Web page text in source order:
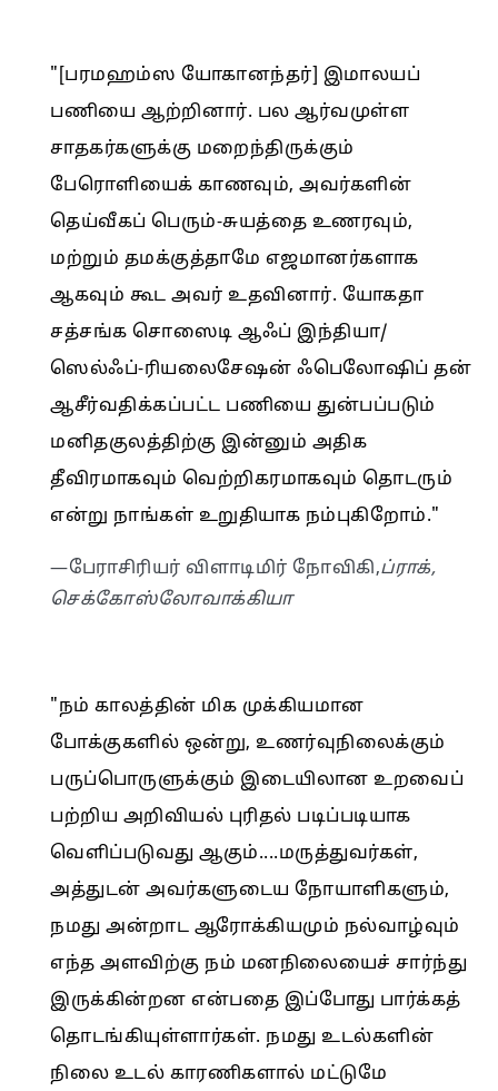
"[பரமஹம்ஸ யோகானந்தர்] இமாலயப்
பணியை ஆற்றினார். பல ஆர்வமுள்ள
சாதகர்களுக்கு மறைந்திருக்கும்
பேரொளியைக் காணவும், அவர்களின்
தெய்வீகப் பெரும்-சுயத்தை உணரவும்,
மற்றும் தமக்குத்தாமே எஜமானர்களாக
ஆகவும் கூட அவர் உதவினார். யோகதா
சத்சங்க சொஸைடி ஆஃப் இந்தியா/
ஸெல்ஃப்-ரியலைசேஷன் ஃபெலோஷிப் தன்
ஆசீர்வதிக்கப்பட்ட பணியை துன்பப்படும்
மனிதகுலத்திற்கு இன்னும் அதிக
தீவிரமாகவும் வெற்றிகரமாகவும் தொடரும்
என்று நாங்கள் உறுதியாக நம்புகிறோம்."
—பேராசிரியர் விளாடிமிர் நோவிகி,ப்ராக்,
செக்கோஸ்லோவாக்கியா
"நம் காலத்தின் மிக முக்கியமான
போக்குகளில் ஒன்று, உணர்வுநிலைக்கும்
பருப்பொருளுக்கும் இடையிலான உறவைப்
பற்றிய அறிவியல் புரிதல் படிப்படியாக
வெளிப்படுவது ஆகும்....மருத்துவர்கள்,
அத்துடன் அவர்களுடைய நோயாளிகளும்,
நமது அன்றாட ஆரோக்கியமும் நல்வாழ்வும்
எந்த அளவிற்கு நம் மனநிலையைச் சார்ந்து
இருக்கின்றன என்பதை இப்போது பார்க்கத்
தொடங்கியுள்ளார்கள். நமது உடல்களின்
நிலை உடல் காரணிகளால் மட்டுமே